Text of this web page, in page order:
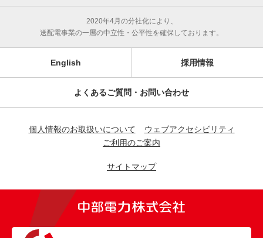
2020年4月の分社化により、
送配電事業の一層の中立性・公平性を確保しております。
English 採用情報
よくあるご質問・お問い合わせ
個人情報のお取扱いについて
ウェブアクセシビリティ
ご利用のご案内
サイトマップ